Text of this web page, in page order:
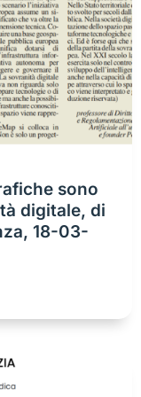
sono
digitale, di
18-03-